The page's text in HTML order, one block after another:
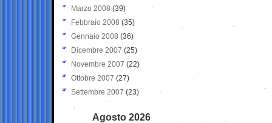
Marzo 2008 (39)
Febbraio 2008 (35)
Gennaio 2008 (36)
Dicembre 2007 (25)
Novembre 2007 (22)
Ottobre 2007 (27)
Settembre 2007 (23)
Agosto 2026